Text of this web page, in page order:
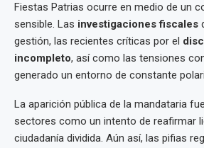
Fiestas Patrias ocurre en medio de un
sensible. Las investigaciones fiscales
gestión, las recientes críticas por el
incompleto, así como las tensiones
generado un entorno de constante
La aparición pública de la mandataria
sectores como un intento de reafirmar
ciudadanía dividida. Aún así, las pifias